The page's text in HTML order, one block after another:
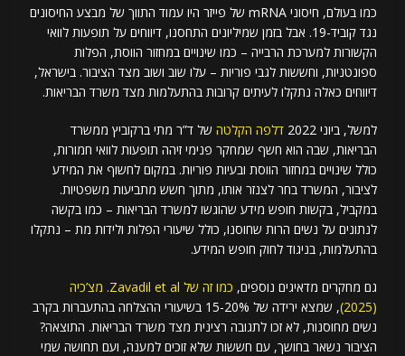
כמו בעולם, חיסוני mRNA של פייזר היו עמוד התווך של מבצע החיסונים
נגד קוביד-19. אבל בזמן שמיליונים התחסנו, דיווחים על תופעות לוואי
הקשורות למערכת הרבייה – כמו שינויים במחזור הווסת, הפלות
ספונטניות, וחששות לגבי פוריות – עלו שוב ושוב מצד הציבור. בישראל,
דיווחים כאלה נתקלו לעיתים קרובות בהתעלמות מצד משרד הבריאות.
למשל, ביוני 2022 דלפה הקלטה של ד”ר מתי ברקוביץ ממשרד
הבריאות, שבה הוא חשף שמחקר פנימי זיהה תופעות לוואי חמורות,
כולל שינויים במחזור הווסת ובעיות פוריות. במקום לחשוף את המידע
לציבור, המשרד בחר לצנזר אותו, מתוך חשש מתביעות משפטיות.
במקביל, בקשות חופש מידע שהוגשו למשרד הבריאות – כמו בקשה
לנתונים על נשים הרות שחוסנו, כולל שיעורי הפלות ולידות מת – נתקלו
בהתעלמות, בניגוד לחוק חופש המידע.
גם מחקרים מדאיגים נוספים,
כמו זה של Zavadil et al. מצ’כיה
(2025)
, שמצא ירידה של 15-20% בשיעורי ההצלחה בהתעברות בקרב
נשים מחוסנות, לא זכו לתגובה רצינית מצד משרד הבריאות. התוצאה?
הציבור נשאר בחושך, עם חששות שלא זוכים למענה, ועם תחושה שמי